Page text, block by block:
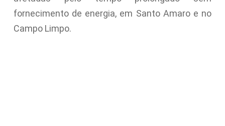
fornecimento de energia, em Santo Amaro e no
Campo Limpo.